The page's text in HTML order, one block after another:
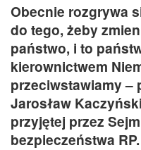
Obecnie rozgrywa
do tego, żeby
państwo, i to
kierownictwem
przeciwstawiamy –
Jarosław
przyjętej przez
bezpieczeństwa RP.